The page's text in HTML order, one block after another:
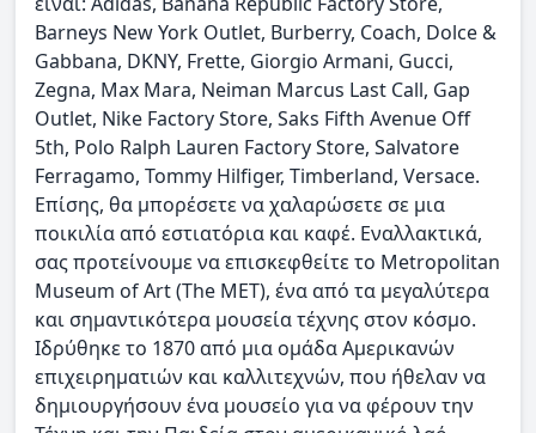
Barneys New York Outlet, Burberry, Coach, Dolce &
Gabbana, DKNY, Frette, Giorgio Armani, Gucci,
Zegna, Max Mara, Neiman Marcus Last Call, Gap
Outlet, Nike Factory Store, Saks Fifth Avenue Off
5th, Polo Ralph Lauren Factory Store, Salvatore
Ferragamo, Tommy Hilfiger, Timberland, Versace.
Επίσης, θα μπορέσετε να χαλαρώσετε σε μια
ποικιλία από εστιατόρια και καφέ. Εναλλακτικά,
σας προτείνουμε να επισκεφθείτε το Metropolitan
Museum of Art (The MΕΤ), ένα από τα μεγαλύτερα
και σημαντικότερα μουσεία τέχνης στον κόσμο.
Ιδρύθηκε το 1870 από μια ομάδα Αμερικανών
επιχειρηματιών και καλλιτεχνών, που ήθελαν να
δημιουργήσουν ένα μουσείο για να φέρουν την